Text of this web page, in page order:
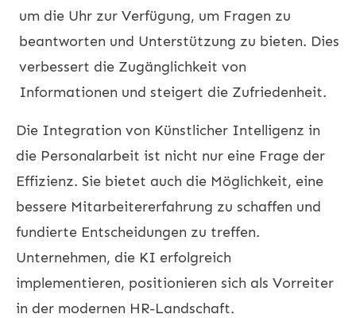
um die Uhr zur Verfügung, um Fragen zu
beantworten und Unterstützung zu bieten. Dies
verbessert die Zugänglichkeit von
Informationen und steigert die Zufriedenheit.
Die Integration von Künstlicher Intelligenz in
die Personalarbeit ist nicht nur eine Frage der
Effizienz. Sie bietet auch die Möglichkeit, eine
bessere Mitarbeitererfahrung zu schaffen und
fundierte Entscheidungen zu treffen.
Unternehmen, die KI erfolgreich
implementieren, positionieren sich als Vorreiter
in der modernen HR-Landschaft.